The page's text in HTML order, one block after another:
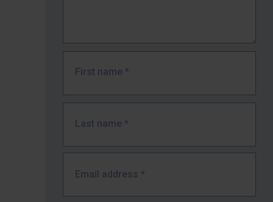
First name *
Last name *
Email address *